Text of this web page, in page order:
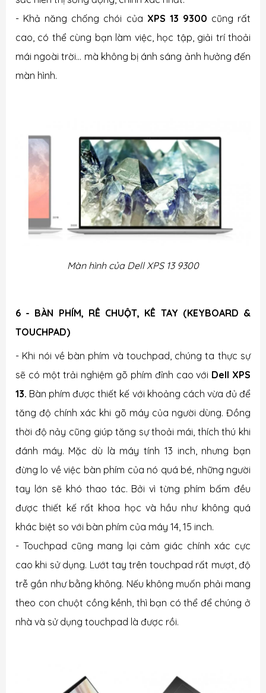
- Khả năng chống chói của XPS 13 9300 cũng rất
cao, có thể cùng bạn làm việc, học tập, giải trí thoải
mái ngoài trời... mà không bị ánh sáng ảnh hưởng đến
màn hình.
Màn hình của Dell XPS 13 9300
6 - BÀN PHÍM, RÊ CHUỘT, KÊ TAY (KEYBOARD &
TOUCHPAD)
- Khi nói về bàn phím và touchpad, chúng ta thực sự
sẽ có một trải nghiệm gõ phím đỉnh cao với Dell XPS
13. Bàn phím được thiết kế với khoảng cách vừa đủ để
tăng độ chính xác khi gõ máy của người dùng. Đồng
thời độ nảy cũng giúp tăng sự thoải mái, thích thú khi
đánh máy. Mặc dù là máy tính 13 inch, nhưng bạn
đừng lo về việc bàn phím của nó quá bé, những người
tay lớn sẽ khó thao tác. Bởi vì từng phím bấm đều
được thiết kế rất khoa học và hầu như không quá
khác biệt so với bàn phím của máy 14, 15 inch.
- Touchpad cũng mang lại cảm giác chính xác cực
cao khi sử dụng. Lướt tay trên touchpad rất mượt, độ
trễ gần như bằng không. Nếu không muốn phải mang
theo con chuột cồng kềnh, thì bạn có thể để chúng ở
nhà và sử dụng touchpad là được rồi.